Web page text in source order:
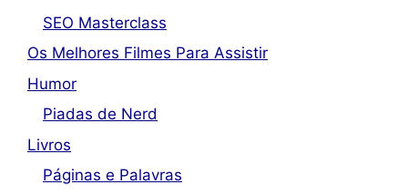
SEO Masterclass
Os Melhores Filmes Para Assistir
Humor
Piadas de Nerd
Livros
Páginas e Palavras